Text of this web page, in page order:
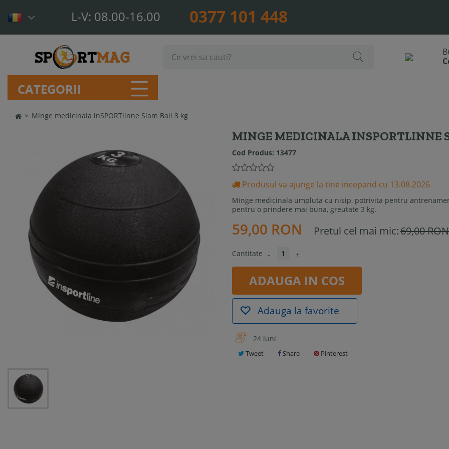
L-V: 08.00-16.00 0377 101 448
CATEGORII
> Minge medicinala inSPORTlinne Slam Ball 3 kg
MINGE MEDICINALA INSPORTLINNE
Cod Produs: 13477
Produsul va ajunge la tine incepand cu 13.08.2026
Minge medicinala umpluta cu nisip, potrivita pentru
pentru o prindere mai buna, greutate 3 kg.
59,00 RON Pretul cel mai mic:69,00
Cantitate - +
ADAUGA IN COS
Adauga la favorite
24 luni
Tweet Share Pinterest